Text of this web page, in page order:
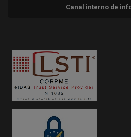
Canal interno de